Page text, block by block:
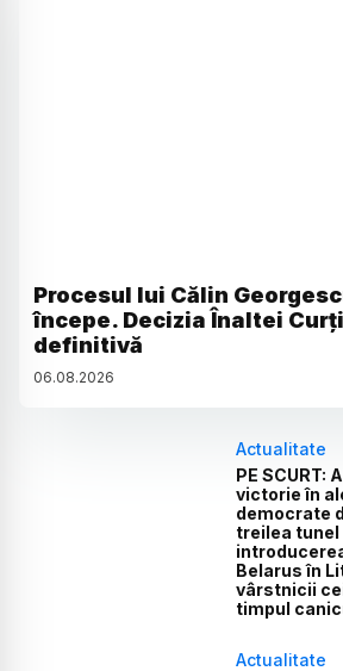
Procesul lui Călin
începe. Decizia Înaltei
definitivă
06.08.2026
Actualitate
PE SCURT:
victorie în
democrate
treilea tunel
Belarus în
vârstnicii
timpul
Actualitate